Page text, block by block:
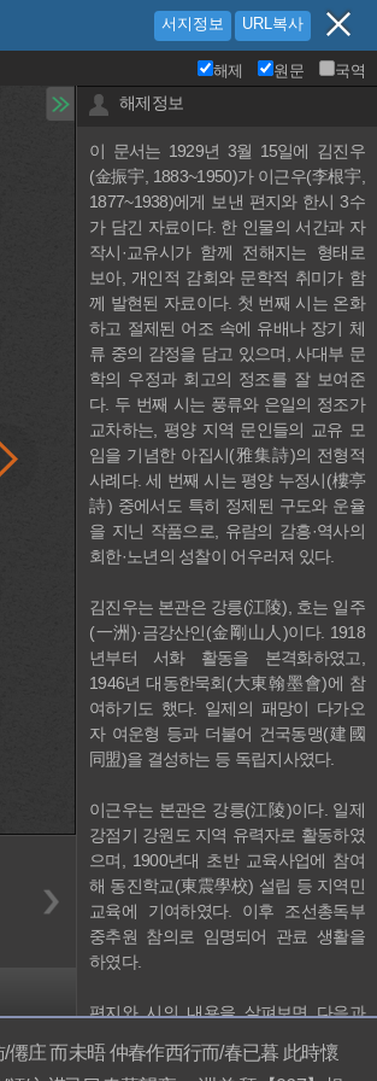
서지정보 URL복사
해제 원문 국역
해제정보
이 문서는 1929년 3월 15일에 김진우
(金振宇, 1883~1950)가 이근우(李根宇,
1877~1938)에게 보낸 편지와 한시 3수
가 담긴 자료이다. 한 인물의 서간과 자
작시·교유시가 함께 전해지는 형태로
보아, 개인적 감회와 문학적 취미가 함
께 발현된 자료이다. 첫 번째 시는 온화
하고 절제된 어조 속에 유배나 장기 체
류 중의 감정을 담고 있으며, 사대부 문
학의 우정과 회고의 정조를 잘 보여준
다. 두 번째 시는 풍류와 은일의 정조가
교차하는, 평양 지역 문인들의 교유 모
임을 기념한 아집시(雅集詩)의 전형적
사례다. 세 번째 시는 평양 누정시(樓亭
詩) 중에서도 특히 정제된 구도와 운율
을 지닌 작품으로, 유람의 감흥·역사의
회한·노년의 성찰이 어우러져 있다.
김진우는 본관은 강릉(江陵), 호는 일주
(一洲)·금강산인(金剛山人)이다. 1918
년부터 서화 활동을 본격화하였고,
1946년 대동한묵회(大東翰墨會)에 참
여하기도 했다. 일제의 패망이 다가오
자 여운형 등과 더불어 건국동맹(建國
同盟)을 결성하는 등 독립지사였다.
이근우는 본관은 강릉(江陵)이다. 일제
강점기 강원도 지역 유력자로 활동하였
으며, 1900년대 초반 교육사업에 참여
해 동진학교(東震學校) 설립 등 지역민
교육에 기여하였다. 이후 조선총독부
중추원 참의로 임명되어 관료 생활을
하였다.
편지와 시의 내용을 살펴보면 다음과
래되었는데, 그대는 평안한지 안부를
庄 而未晤 仲春作西行而/春已暮 此時懷